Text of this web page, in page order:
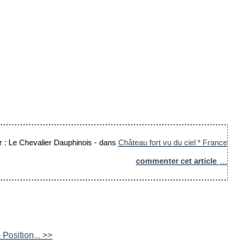
: Le Chevalier Dauphinois -dans Château fort vu du ciel * France
commenter cet article
Position... >>